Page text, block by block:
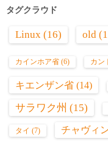
タグクラウド
Linux (16) old
カインホア省 (6) カン
キエンザン省 (14)
サラワク州 (15)
タイ (7) チャヴィ